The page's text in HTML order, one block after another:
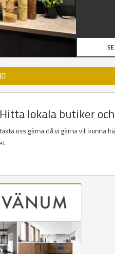
lokala butiker
oss gärna då vi gärna vill kunna